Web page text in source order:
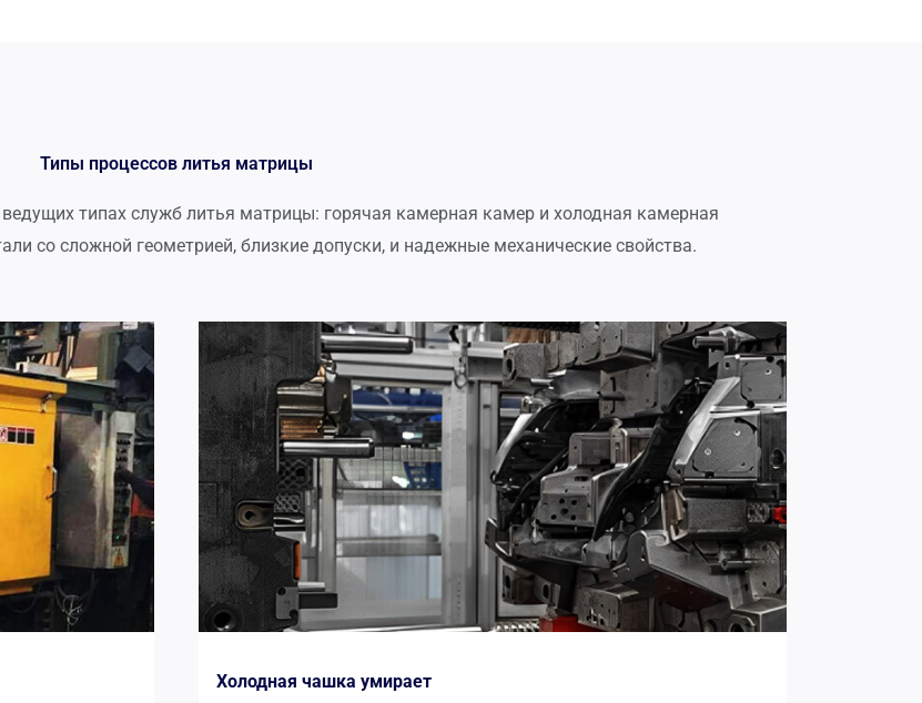
Типы процессов литья матрицы
типах служб литья матрицы: горячая камерная камер и холодная камерная
со сложной геометрией, близкие допуски, и надежные механические свойства.
Холодная чашка умирает